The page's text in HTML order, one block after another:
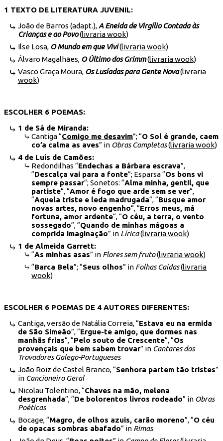
1 TEXTO DE LITERATURA JUVENIL:
João de Barros (adapt.),A Eneida de Virgílio Contada às
Crianças e ao Povo(livraria wook)
Ilse Losa,O Mundo em que Vivi(livraria wook)
Álvaro Magalhães, O Último dos Grimm(livraria wook)
Vasco Graça Moura, Os Lusíadas para Gente Nova(livraria
wook)
ESCOLHER 6 POEMAS:
1 de Sá de Miranda:
Cantiga “Comigo me desavim”; “O Sol é grande, caem
co’a calma as aves” in Obras Completas(livraria wook)
4 de Luís de Camões:
Redondilhas “Endechas a Bárbara escrava”,
“Descalça vai para a fonte”; Esparsa “Os bons vi
sempre passar“; Sonetos: “Alma minha, gentil, que
partiste“, “Amor é fogo que arde sem se ver“,
“Aquela triste e leda madrugada“, “Busque amor
novas artes, novo engenho“, “Erros meus, má
fortuna, amor ardente“, “O céu, a terra, o vento
sossegado“, “Quando de minhas mágoas a
comprida imaginação” in Lírica(livraria wook)
1 de Almeida Garrett:
“As minhas asas” in Flores sem fruto(livraria wook)
“Barca Bela”; “Seus olhos” in Folhas Caídas(livraria
wook)
ESCOLHER 6 POEMAS DE 4 AUTORES DIFERENTES:
Cantiga, versão de Natália Correia, “Estava eu na ermida
de São Simeão”, “Ergue-te amigo, que dormes nas
manhãs frias“, “Pelo souto de Crescente“, “Os
provençais que bem sabem trovar” in Cantares dos
Trovadores Galego-Portugueses
João Roiz de Castel Branco, “Senhora partem tão tristes”
in Cancioneiro Geral
Nicolau Tolentino, “Chaves na mão, melena
desgrenhada”, “De bolorentos livros rodeado” in Obras
Poéticas
Bocage, “Magro, de olhos azuis, carão moreno”, “O céu
de opacas sombras abafado” in Rimas